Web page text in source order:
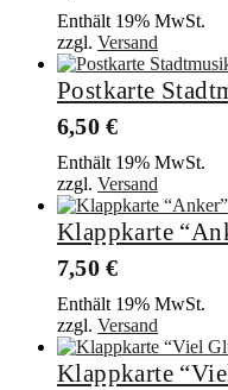
Enthält 19% MwSt.
zzgl. Versand
Postkarte
6,50 €
Enthält 19% MwSt.
zzgl. Versand
Klappkarte
7,50 €
Enthält 19% MwSt.
zzgl. Versand
Klappkarte